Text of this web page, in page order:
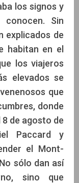
los signos y
Sin
explicados de
habitan en el
los viajeros
elevados se
que
donde
de agosto de
Paccard y
el Mont-
sólo dan así
sino que